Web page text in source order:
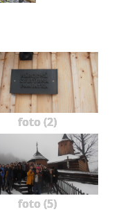
foto (2)
foto (5)